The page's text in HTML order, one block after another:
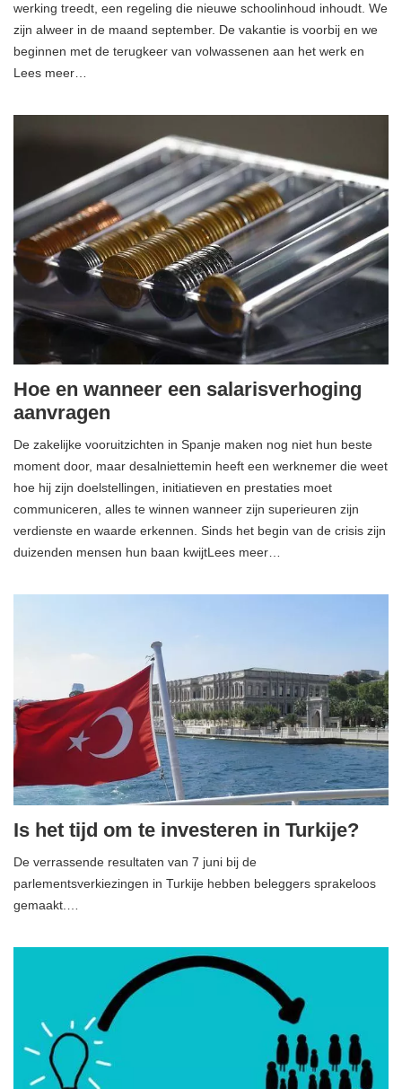
werking treedt, een regeling die nieuwe schoolinhoud inhoudt. We
zijn alweer in de maand september. De vakantie is voorbij en we
beginnen met de terugkeer van volwassenen aan het werk en
Lees meer…
Hoe en wanneer een salarisverhoging
aanvragen
De zakelijke vooruitzichten in Spanje maken nog niet hun beste
moment door, maar desalniettemin heeft een werknemer die weet
hoe hij zijn doelstellingen, initiatieven en prestaties moet
communiceren, alles te winnen wanneer zijn superieuren zijn
verdienste en waarde erkennen. Sinds het begin van de crisis zijn
duizenden mensen hun baan kwijtLees meer…
Is het tijd om te investeren in Turkije?
De verrassende resultaten van 7 juni bij de
parlementsverkiezingen in Turkije hebben beleggers sprakeloos
gemaakt.…